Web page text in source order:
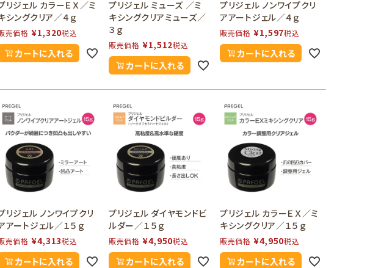
リジェル カラーＥＸ／ミ
シングクリア／４ｇ
売価格 ¥1,320税込
カートに入れる
プリジェル ミューズ ／ミ
キシングクリアミューズ／
３ｇ
販売価格 ¥1,512税込
カートに入れる
プリジェル ノンワイプクリ
アアートジェル／４ｇ
販売価格 ¥1,597税込
カートに入れる
リジェル ノンワイプクリ
アートジェル／１５ｇ
売価格 ¥4,313税込
カートに入れる
プリジェル ダイヤモンドビ
ルダー／１５ｇ
販売価格 ¥4,950税込
カートに入れる
プリジェル カラーＥＸ／ミ
キシングクリア／１５ｇ
販売価格 ¥4,950税込
カートに入れる